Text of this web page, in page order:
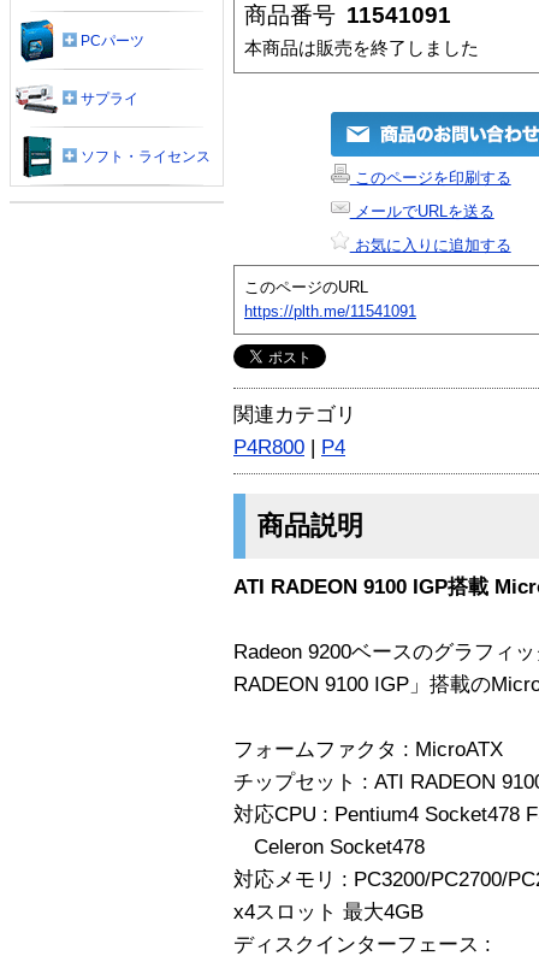
商品番号 11541091
本商品は販売を終了しました
このページを印刷する
メールでURLを送る
お気に入りに追加する
このページのURL
https://plth.me/11541091
関連カテゴリ
P4R800 | P4
商品説明
ATI RADEON 9100 IGP搭載
Radeon 9200ベースのグラフィ
RADEON 9100 IGP」搭載の
フォームファクタ : MicroATX
チップセット : ATI RADEON
対応CPU : Pentium4 Socket478
Celeron Socket478
対応メモリ : PC3200/PC2700/
x4スロット 最大4GB
ディスクインターフェース :
PCパーツ
サプライ
ソフト・ライセンス